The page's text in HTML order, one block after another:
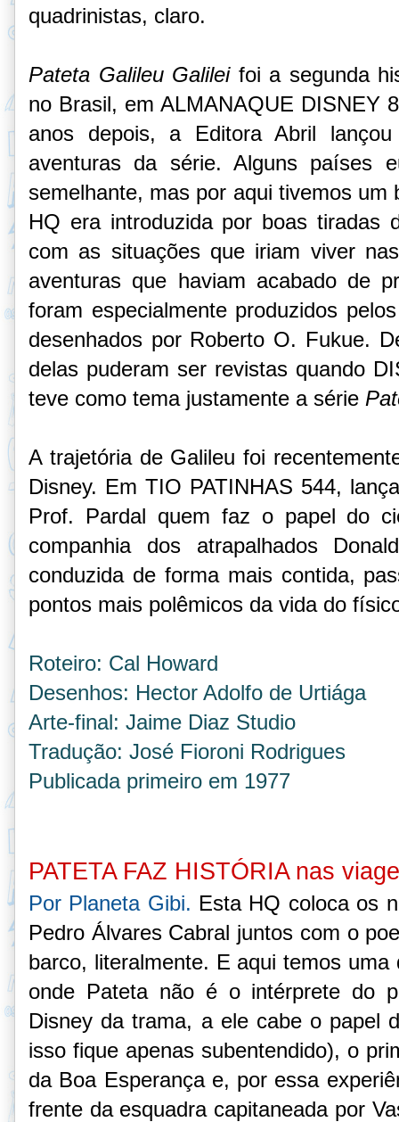
quadrinistas, claro.
Pateta Galileu Galileifoi a segunda
no Brasil, em ALMANAQUE DISNEY
anos depois, a Editora Abril
aventuras da série. Alguns países
semelhante, mas por aqui tivemos um
HQ era introduzida por boas tiradas
com as situações que iriam viver
aventuras que haviam acabado de
foram especialmente produzidos
desenhados por Roberto O. Fukue.
delas puderam ser revistas quando
teve como tema justamente a série
A trajetória de Galileu foi
Disney. Em TIO PATINHAS 544,
Prof. Pardal quem faz o papel do
companhia dos atrapalhados
conduzida de forma mais contida,
pontos mais polêmicos da vida do
Roteiro: Cal Howard
Desenhos: Hector Adolfo de Urtiága
Arte-final: Jaime Diaz Studio
Tradução: José Fioroni Rodrigues
Publicada primeiro em 1977
PATETA FAZ HISTÓRIA nas
Por Planeta Gibi. Esta HQ coloca os
Pedro Álvares Cabral juntos com o
barco, literalmente. E aqui temos
onde Pateta não é o intérprete do
Disney da trama, a ele cabe o papel
isso fique apenas subentendido), o
da Boa Esperança e, por essa
frente da esquadra capitaneada por